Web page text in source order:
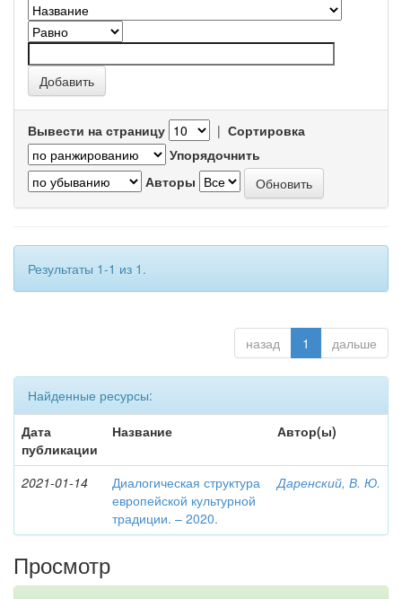
Вывести на страницу | Сортировка
Упорядочнить
Авторы
Результаты 1-1 из 1.
назад 1 дальше
Найденные ресурсы:
Дата
публикации
Название Автор(ы)
2021-01-14
Диалогическая структура
европейской культурной
традиции. – 2020.
Даренский, В. Ю.
Просмотр